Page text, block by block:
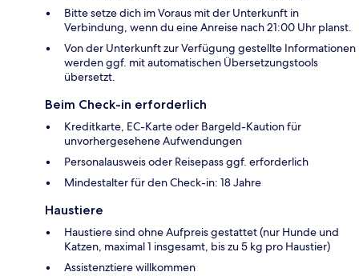
Bitte setze dich im Voraus mit der Unterkunft in
Verbindung, wenn du eine Anreise nach 21:00 Uhr planst.
Von der Unterkunft zur Verfügung gestellte Informationen
werden ggf. mit automatischen Übersetzungstools
übersetzt.
Beim Check-in erforderlich
Kreditkarte, EC-Karte oder Bargeld-Kaution für
unvorhergesehene Aufwendungen
Personalausweis oder Reisepass ggf. erforderlich
Mindestalter für den Check-in: 18 Jahre
Haustiere
Haustiere sind ohne Aufpreis gestattet (nur Hunde und
Katzen, maximal 1 insgesamt, bis zu 5 kg pro Haustier)
Assistenztiere willkommen